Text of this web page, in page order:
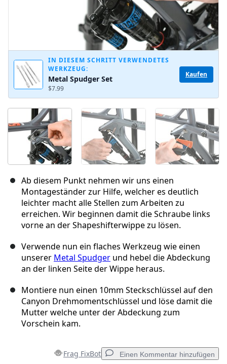
IN DIESEM SCHRITT VERWENDETES
WERKZEUG:
Metal Spudger Set
$7.99
Kaufen
Ab diesem Punkt nehmen wir uns einen
Montageständer zur Hilfe, welcher es deutlich
leichter macht alle Stellen zum Arbeiten zu
erreichen. Wir beginnen damit die Schraube links
vorne an der Shapeshifterwippe zu lösen.
Verwende nun ein flaches Werkzeug wie einen
unserer Metal Spudger und hebel die Abdeckung
an der linken Seite der Wippe heraus.
Montiere nun einen 10mm Steckschlüssel auf den
Canyon Drehmomentschlüssel und löse damit die
Mutter welche unter der Abdeckung zum
Vorschein kam.
Frag FixBot Einen Kommentar hinzufügen